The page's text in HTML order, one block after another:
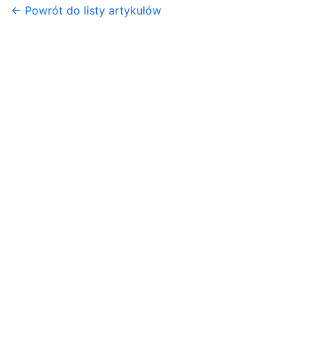
← Powrót do listy artykułów